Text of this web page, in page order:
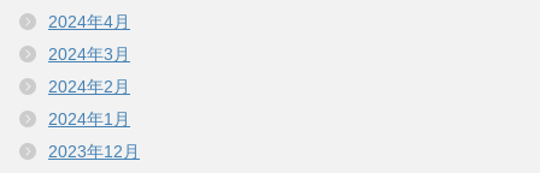
2024年4月
2024年3月
2024年2月
2024年1月
2023年12月